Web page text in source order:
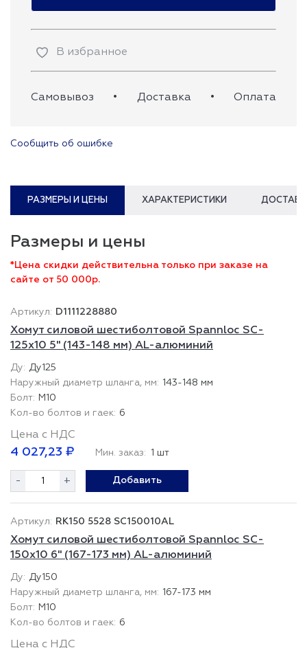
В избранное
Самовывоз • Доставка • Оплата
Сообщить об ошибке
РАЗМЕРЫ И ЦЕНЫ ХАРАКТЕРИСТИКИ
Размеры и цены
*Цена скидки действительна только при заказе на
сайте от 50 000р.
D1111228880
Хомут силовой шестиболтовой Spannloc SC-
125х10 5" (143-148 мм) AL-алюминий
Ду125
143-148 мм
М10
6
Цена с НДС
4 027,23 ₽ Мин. заказ: 1 шт
- + Добавить
RK150 5528 SC150010AL
Хомут силовой шестиболтовой Spannloc SC-
150х10 6" (167-173 мм) AL-алюминий
Ду150
167-173 мм
М10
6
Цена с НДС